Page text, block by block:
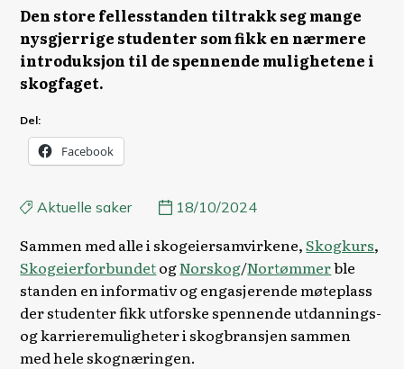
Den store fellesstanden tiltrakk seg mange
nysgjerrige studenter som fikk en nærmere
introduksjon til de spennende mulighetene i
skogfaget.
Del:
Facebook
Aktuelle saker 18/10/2024
Sammen med alle i skogeiersamvirkene,Skogkurs,
SkogeierforbundetogNorskog/Nortømmerble
standen en informativ og engasjerende møteplass
der studenter fikk utforske spennende utdannings-
og karrieremuligheter i skogbransjen sammen
med hele skognæringen.